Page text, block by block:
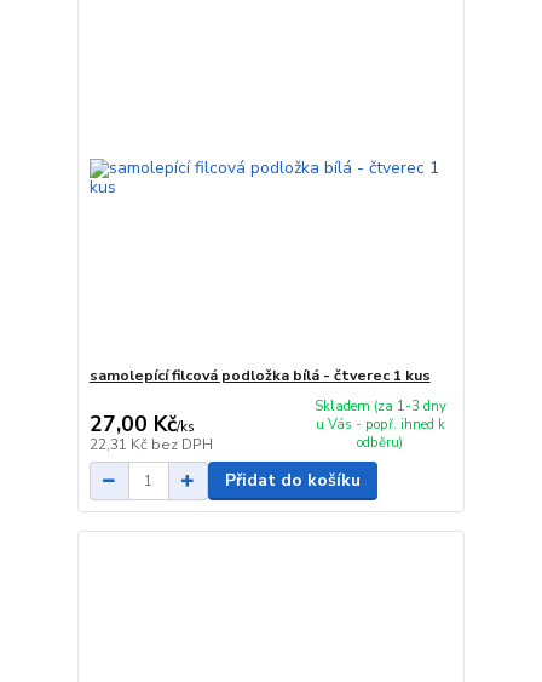
samolepící filcová podložka bílá - čtverec 1 kus
27,00 Kč/ks
22,31 Kč bez DPH
Skladem (za 1-3 dny
u Vás - popř. ihned k
odběru)
Přidat do košíku